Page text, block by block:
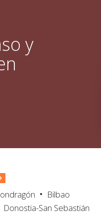
y
Bilbao
Donostia-San Sebastián